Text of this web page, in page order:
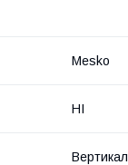
Mesko
НІ